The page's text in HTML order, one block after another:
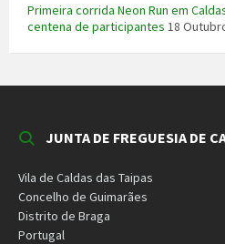
Primeira corrida Neon Run em
centena de participantes 18
JUNTA DE FREGUESIA DE
Vila de Caldas das Taipas
Concelho de Guimarães
Distrito de Braga
Portugal